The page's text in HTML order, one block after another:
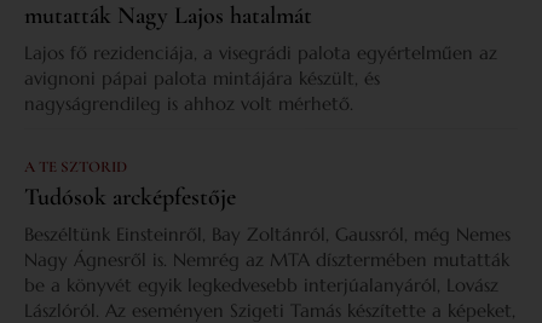
mutatták Nagy Lajos hatalmát
Lajos fő rezidenciája, a visegrádi palota egyértelműen az
avignoni pápai palota mintájára készült, és
nagyságrendileg is ahhoz volt mérhető.
A TE SZTORID
Tudósok arcképfestője
Beszéltünk Einsteinről, Bay Zoltánról, Gaussról, még Nemes
Nagy Ágnesről is. Nemrég az MTA dísztermében mutatták
be a könyvét egyik legkedvesebb interjúalanyáról, Lovász
Lászlóról. Az eseményen Szigeti Tamás készítette a képeket,